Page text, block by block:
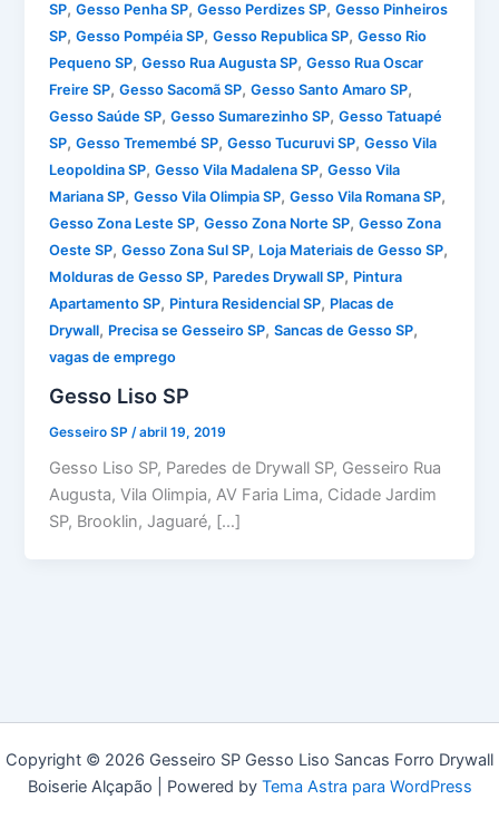
SP,Gesso Penha SP,Gesso Perdizes SP,Gesso Pinheiros
SP,Gesso Pompéia SP,Gesso Republica SP,Gesso Rio
Pequeno SP,Gesso Rua Augusta SP,Gesso Rua Oscar
Freire SP,Gesso Sacomã SP,Gesso Santo Amaro SP,
Gesso Saúde SP,Gesso Sumarezinho SP,Gesso Tatuapé
SP,Gesso Tremembé SP,Gesso Tucuruvi SP,Gesso Vila
Leopoldina SP,Gesso Vila Madalena SP,Gesso Vila
Mariana SP,Gesso Vila Olimpia SP,Gesso Vila Romana SP,
Gesso Zona Leste SP,Gesso Zona Norte SP,Gesso Zona
Oeste SP,Gesso Zona Sul SP, Loja Materiais de Gesso SP,
Molduras de Gesso SP, Paredes Drywall SP, Pintura
Apartamento SP, Pintura Residencial SP, Placas de
Drywall, Precisa se Gesseiro SP,Sancas de Gesso SP,
vagas de emprego
Gesso Liso SP
Gesseiro SP /abril 19, 2019
Gesso Liso SP, Paredes de Drywall SP, Gesseiro Rua
Augusta, Vila Olimpia, AV Faria Lima, Cidade Jardim
SP, Brooklin, Jaguaré, […]
Copyright © 2026 Gesseiro SP Gesso Liso Sancas Forro Drywall
Boiserie Alçapão | Powered by Tema Astra para WordPress